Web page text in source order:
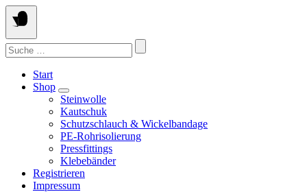
Springen
Sie
zum
Inhalt
Suchen
nach:
Start
Shop
Steinwolle
Kautschuk
Schutzschlauch & Wickelbandage
PE-Rohrisolierung
Pressfittings
Klebebänder
Registrieren
Impressum